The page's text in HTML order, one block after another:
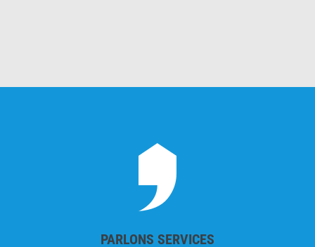
PARLONS SERVICES